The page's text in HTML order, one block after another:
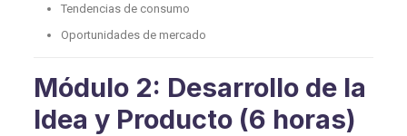
Tendencias de consumo
Oportunidades de mercado
Módulo 2: Desarrollo de la
Idea y Producto (6 horas)